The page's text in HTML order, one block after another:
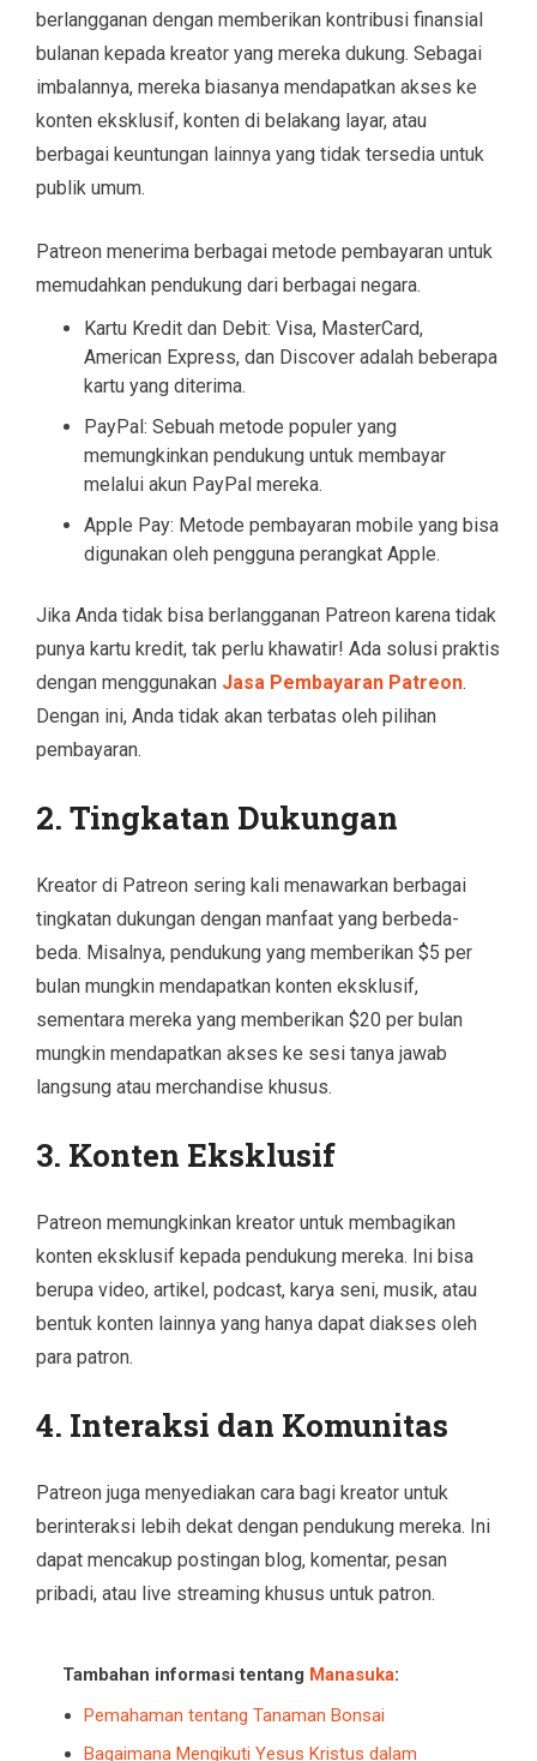
berlangganan dengan memberikan kontribusi finansial
bulanan kepada kreator yang mereka dukung. Sebagai
imbalannya, mereka biasanya mendapatkan akses ke
konten eksklusif, konten di belakang layar, atau
berbagai keuntungan lainnya yang tidak tersedia untuk
publik umum.
Patreon menerima berbagai metode pembayaran untuk
memudahkan pendukung dari berbagai negara.
Kartu Kredit dan Debit: Visa, MasterCard,
American Express, dan Discover adalah beberapa
kartu yang diterima.
PayPal: Sebuah metode populer yang
memungkinkan pendukung untuk membayar
melalui akun PayPal mereka.
Apple Pay: Metode pembayaran mobile yang bisa
digunakan oleh pengguna perangkat Apple.
Jika Anda tidak bisa berlangganan Patreon karena tidak
punya kartu kredit, tak perlu khawatir! Ada solusi praktis
dengan menggunakan Jasa Pembayaran Patreon.
Dengan ini, Anda tidak akan terbatas oleh pilihan
pembayaran.
2. Tingkatan Dukungan
Kreator di Patreon sering kali menawarkan berbagai
tingkatan dukungan dengan manfaat yang berbeda-
beda. Misalnya, pendukung yang memberikan $5 per
bulan mungkin mendapatkan konten eksklusif,
sementara mereka yang memberikan $20 per bulan
mungkin mendapatkan akses ke sesi tanya jawab
langsung atau merchandise khusus.
3. Konten Eksklusif
Patreon memungkinkan kreator untuk membagikan
konten eksklusif kepada pendukung mereka. Ini bisa
berupa video, artikel, podcast, karya seni, musik, atau
bentuk konten lainnya yang hanya dapat diakses oleh
para patron.
4. Interaksi dan Komunitas
Patreon juga menyediakan cara bagi kreator untuk
berinteraksi lebih dekat dengan pendukung mereka. Ini
dapat mencakup postingan blog, komentar, pesan
pribadi, atau live streaming khusus untuk patron.
Tambahan informasi tentang Manasuka:
Pemahaman tentang Tanaman Bonsai
Bagaimana Mengikuti Yesus Kristus dalam